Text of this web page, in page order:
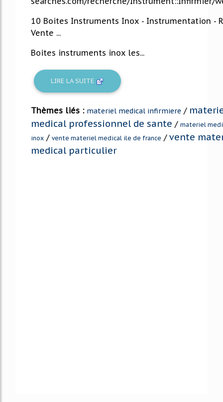
10 Boites Instruments Inox - Instrumentation -
Vente ...
Boites instruments inox les...
LIRE LA SUITE
Thèmes liés : materiel medical infirmiere /
medical professionnel de sante / materiel
inox / vente materiel medical ile de france / vente
medical particulier